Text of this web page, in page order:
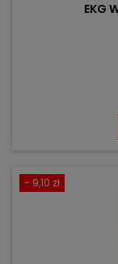
EKG
- 9,10 zł